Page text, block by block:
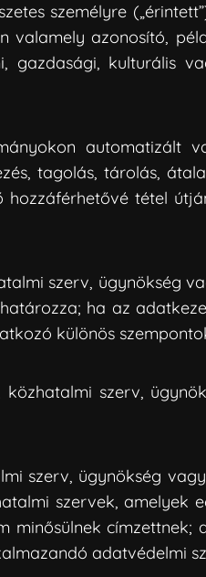
személyre
valamely azonosító,
gazdasági, kulturális
tagolás, tárolás,
tétel
szerv, ügynökség
ha az
különös
közhatalmi szerv,
szerv, ügynökség
szervek,
minősülnek
adatvédelmi